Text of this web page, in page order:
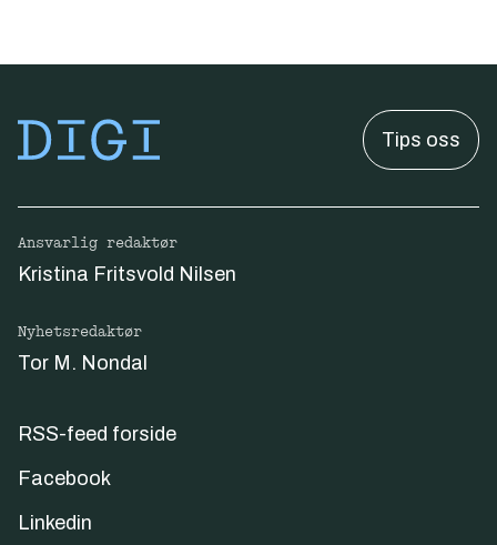
Tips oss
Ansvarlig redaktør
Kristina Fritsvold Nilsen
Nyhetsredaktør
Tor M. Nondal
RSS-feed forside
Facebook
Linkedin